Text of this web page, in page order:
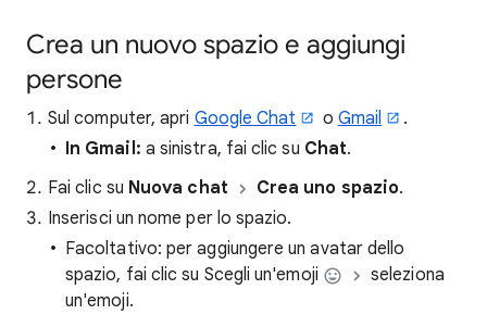
Crea un nuovo spazio e aggiungi
persone
Sul computer, apri Google Chat o Gmail
.
In Gmail: a sinistra, fai clic su Chat.
Fai clic su Nuova chat Crea uno spazio.
Inserisci un nome per lo spazio.
Facoltativo: per aggiungere un avatar dello
spazio, fai clic su Scegli un'emoji
seleziona
un'emoji.